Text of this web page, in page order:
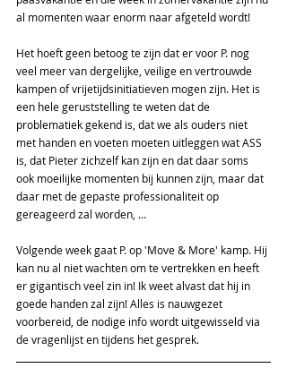
al momenten waar enorm naar afgeteld wordt!
Het hoeft geen betoog te zijn dat er voor P. nog
veel meer van dergelijke, veilige en vertrouwde
kampen of vrijetijdsinitiatieven mogen zijn. Het is
een hele geruststelling te weten dat de
problematiek gekend is, dat we als ouders niet
met handen en voeten moeten uitleggen wat ASS
is, dat Pieter zichzelf kan zijn en dat daar soms
ook moeilijke momenten bij kunnen zijn, maar dat
daar met de gepaste professionaliteit op
gereageerd zal worden, …
Volgende week gaat P. op 'Move & More' kamp. Hij
kan nu al niet wachten om te vertrekken en heeft
er gigantisch veel zin in! Ik weet alvast dat hij in
goede handen zal zijn! Alles is nauwgezet
voorbereid, de nodige info wordt uitgewisseld via
de vragenlijst en tijdens het gesprek.